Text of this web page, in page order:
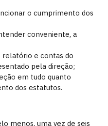
o cumprimento dos
conveniente, a
relatório e contas do
pela direção;
em tudo quanto
dos estatutos.
menos, uma vez de seis